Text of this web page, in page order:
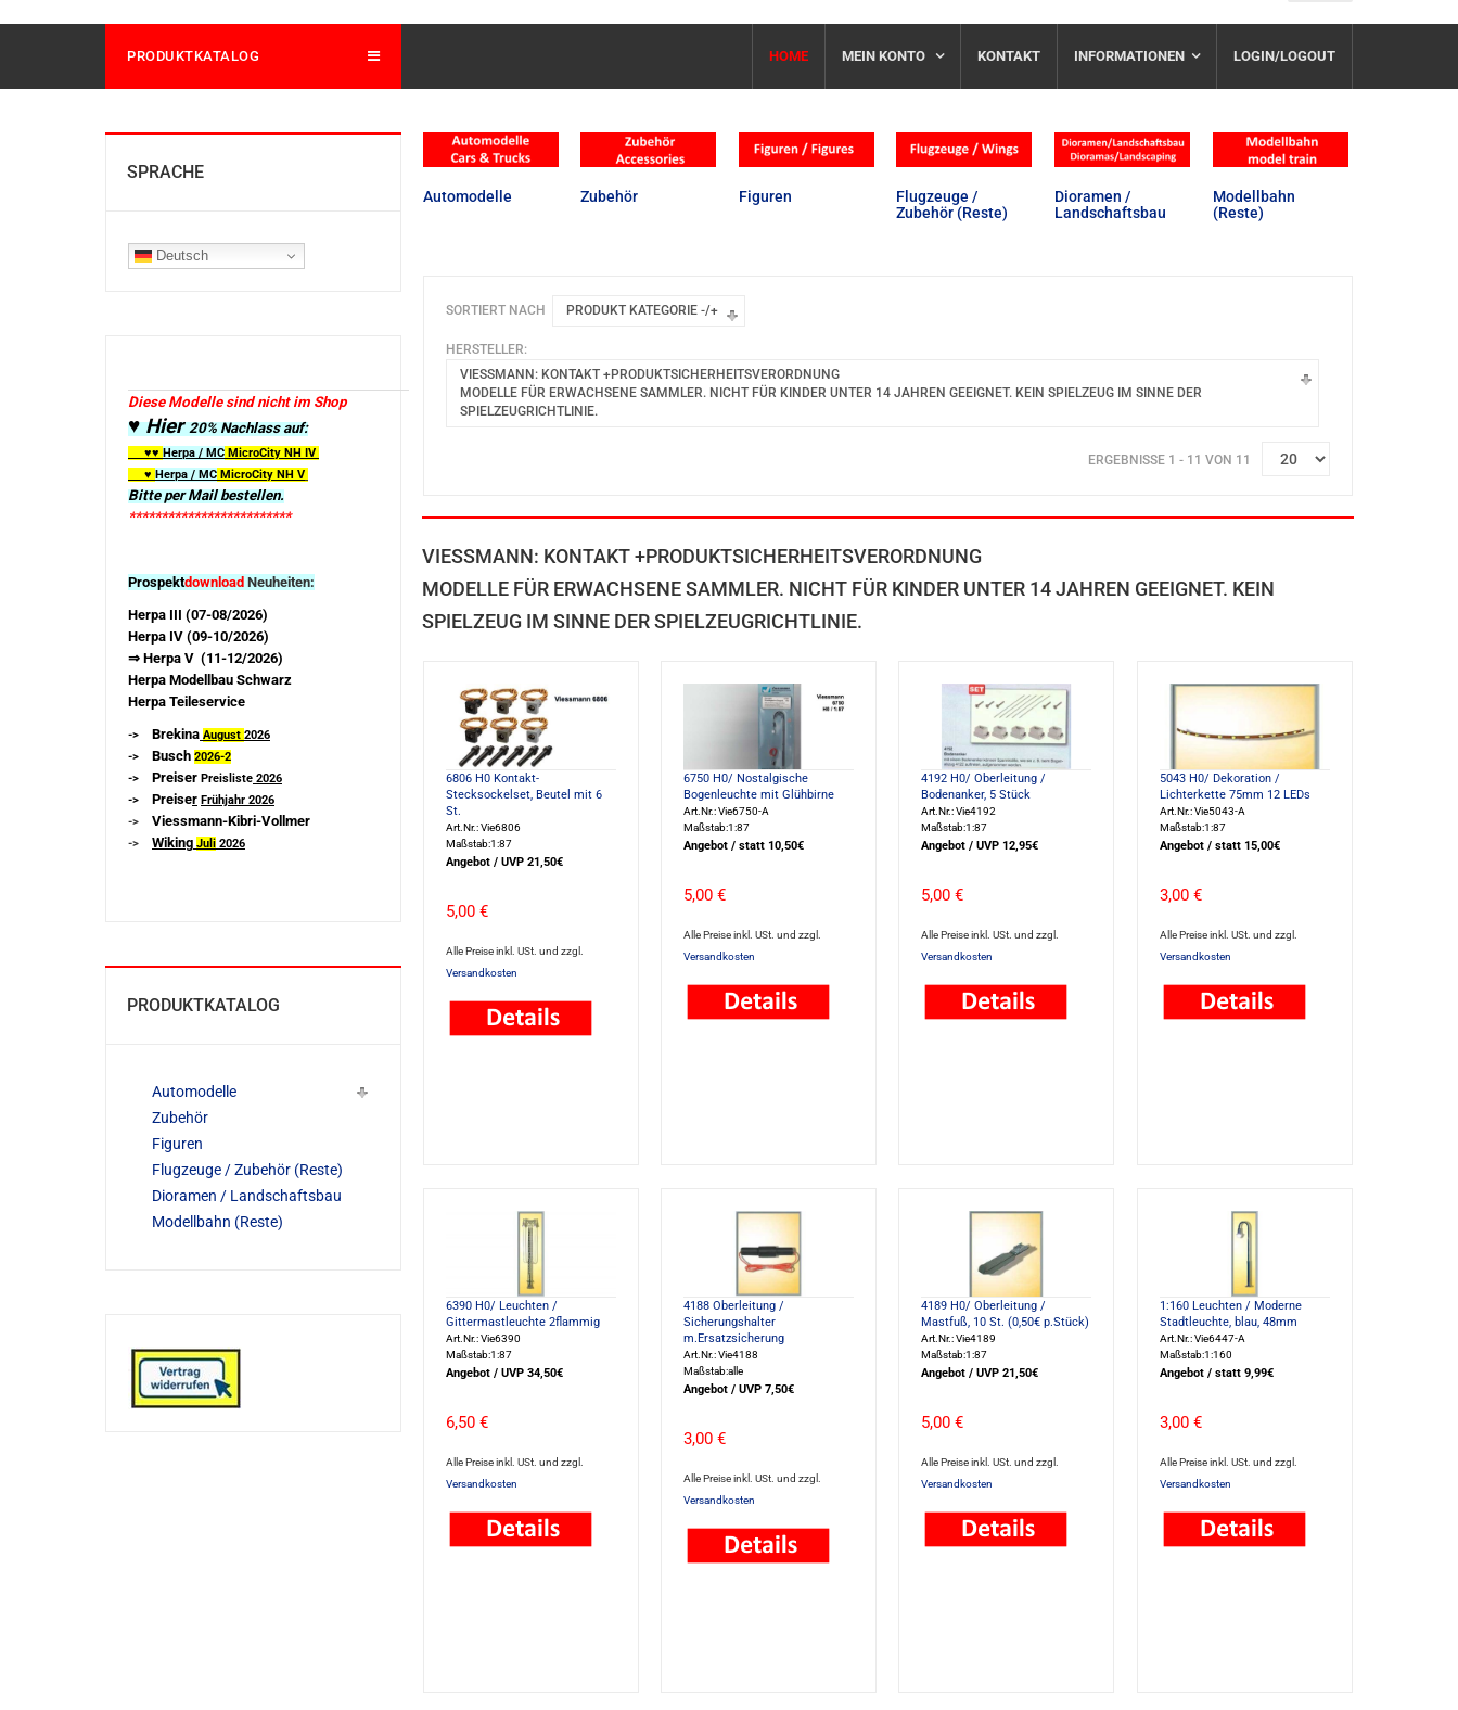
PRODUKTKATALOG HOME MEIN KONTO KONTAKT INFORMATIONEN LOGIN/LOGOUT
Automodelle Zubehör Figuren
Flugzeuge /
Zubehör (Reste)
Dioramen /
Landschaftsbau
Modellbahn
(Reste)
SORTIERT NACH PRODUKT KATEGORIE -/+
HERSTELLER:
VIESSMANN: KONTAKT +PRODUKTSICHERHEITSVERORDNUNG
MODELLE FÜR ERWACHSENE SAMMLER. NICHT FÜR KINDER UNTER 14 JAHREN GEEIGNET. KEIN SPIELZEUG IM SINNE DER
SPIELZEUGRICHTLINIE.
ERGEBNISSE 1 - 11 VON 11
VIESSMANN: KONTAKT +PRODUKTSICHERHEITSVERORDNUNG
MODELLE FÜR ERWACHSENE SAMMLER. NICHT FÜR KINDER UNTER 14 JAHREN GEEIGNET. KEIN
SPIELZEUG IM SINNE DER SPIELZEUGRICHTLINIE.
6806 H0 Kontakt-
Stecksockelset, Beutel mit 6
St.
Art.Nr.: Vie6806
Maßstab:1:87
Angebot / UVP 21,50€
5,00 €
Alle Preise inkl. USt. und zzgl.
Versandkosten
6750 H0/ Nostalgische
Bogenleuchte mit Glühbirne
Art.Nr.: Vie6750-A
Maßstab:1:87
Angebot / statt 10,50€
5,00 €
Alle Preise inkl. USt. und zzgl.
Versandkosten
4192 H0/ Oberleitung /
Bodenanker, 5 Stück
Art.Nr.: Vie4192
Maßstab:1:87
Angebot / UVP 12,95€
5,00 €
Alle Preise inkl. USt. und zzgl.
Versandkosten
5043 H0/ Dekoration /
Lichterkette 75mm 12 LEDs
Art.Nr.: Vie5043-A
Maßstab:1:87
Angebot / statt 15,00€
3,00 €
Alle Preise inkl. USt. und zzgl.
Versandkosten
6390 H0/ Leuchten /
Gittermastleuchte 2flammig
Art.Nr.: Vie6390
Maßstab:1:87
Angebot / UVP 34,50€
6,50 €
Alle Preise inkl. USt. und zzgl.
Versandkosten
4188 Oberleitung /
Sicherungshalter
m.Ersatzsicherung
Art.Nr.: Vie4188
Maßstab:alle
Angebot / UVP 7,50€
3,00 €
Alle Preise inkl. USt. und zzgl.
Versandkosten
4189 H0/ Oberleitung /
Mastfuß, 10 St. (0,50€ p.Stück)
Art.Nr.: Vie4189
Maßstab:1:87
Angebot / UVP 21,50€
5,00 €
Alle Preise inkl. USt. und zzgl.
Versandkosten
1:160 Leuchten / Moderne
Stadtleuchte, blau, 48mm
Art.Nr.: Vie6447-A
Maßstab:1:160
Angebot / statt 9,99€
3,00 €
Alle Preise inkl. USt. und zzgl.
Versandkosten
SPRACHE
Deutsch
Diese Modelle sind nicht im Shop
♥ Hier20% Nachlass auf:
♥♥ Herpa / MC MicroCity NH IV
♥ Herpa / MC MicroCity NH V
Bitte per Mail bestellen.
*************************
Prospektdownload Neuheiten:
Herpa III (07-08/2026)
Herpa IV (09-10/2026)
⇒ Herpa V (11-12/2026)
Herpa Modellbau Schwarz
Herpa Teileservice
-> Brekina August 2026
-> Busch 2026-2
-> Preiser Preisliste 2026
-> Preiser Frühjahr 2026
-> Viessmann-Kibri-Vollmer
-> Wiking Juli 2026
PRODUKTKATALOG
Automodelle
Zubehör
Figuren
Flugzeuge / Zubehör (Reste)
Dioramen / Landschaftsbau
Modellbahn (Reste)